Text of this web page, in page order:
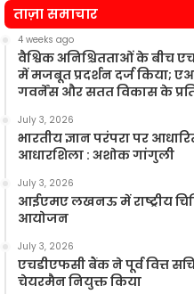
ताज़ा समाचार
4 weeks ago
वैश्विक अनिश्चितताओं के बीच
में मजबूत प्रदर्शन दर्ज किया;
गवर्नेंस और सतत विकास के
July 3, 2026
भारतीय ज्ञान परंपरा पर
आधारशिला : अशोक गांगुली
July 3, 2026
आईएमए लखनऊ में राष्ट्रीय
आयोजन
July 3, 2026
एचडीएफसी बैंक ने पूर्व वित्त
चेयरमैन नियुक्त किया